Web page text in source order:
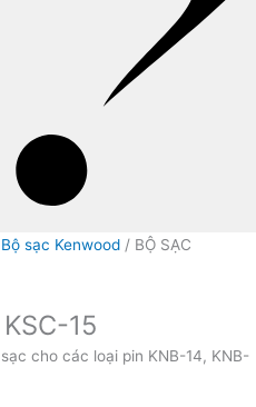
Bộ sạc Kenwood / BỘ SẠC
15
cho các loại pin KNB-14, KNB-